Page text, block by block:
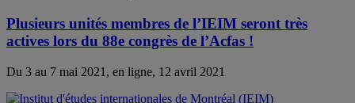
Plusieurs unités membres de l’IEIM seront très
actives lors du 88e congrès de l’Acfas !
Du 3 au 7 mai 2021, en ligne, 12 avril 2021